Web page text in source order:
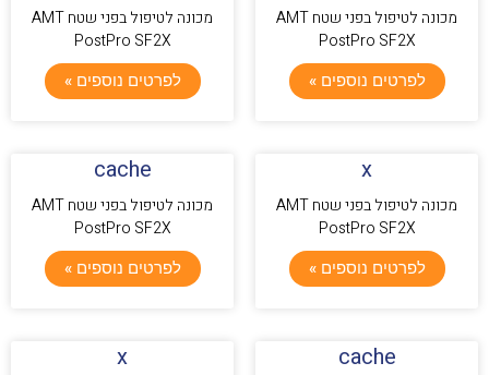
מכונה לטיפול בפני שטח AMT
PostPro SF2X
לפרטים נוספים »
מכונה לטיפול בפני שטח AMT
PostPro SF2X
לפרטים נוספים »
x
מכונה לטיפול בפני שטח AMT
PostPro SF2X
לפרטים נוספים »
cache
מכונה לטיפול בפני שטח AMT
PostPro SF2X
לפרטים נוספים »
cache
x